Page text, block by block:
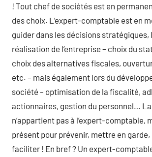
! Tout chef de sociétés est en
des choix. L’expert-comptable est en
guider dans les décisions stratégiques,
réalisation de l’entreprise – choix du
choix des alternatives fiscales,
etc. – mais également lors du
société – optimisation de la fiscalité,
actionnaires, gestion du personnel…
n’appartient pas à l’expert-comptable,
présent pour prévenir, mettre en
faciliter ! En bref ? Un expert-